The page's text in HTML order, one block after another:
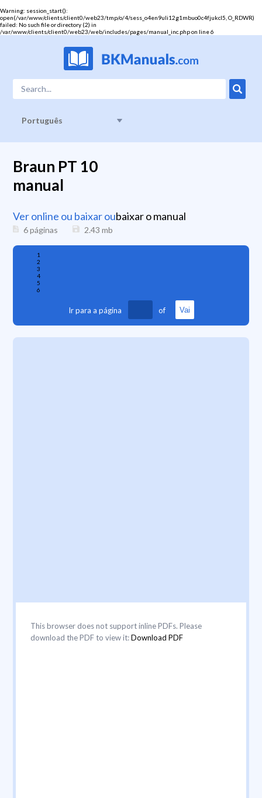
Warning: session_start():
open(/var/www/clients/client0/web23/tmp/o/4/sess_o4en9uli12g1mbuo0c4fjukcl5, O_RDWR)
failed: No such file or directory (2) in
/var/www/clients/client0/web23/web/includes/pages/manual_inc.phpon line6
Português
Braun PT 10
manual
Ver online ou baixar oubaixar o manual
6 páginas 2.43 mb
1
2
3
4
5
6
Ir para a página of Vai
This browser does not support inline PDFs. Please
download the PDF to view it:Download PDF